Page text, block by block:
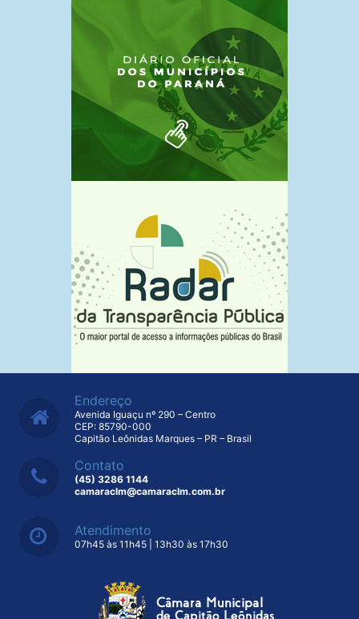
Endereço
Avenida Iguaçu nº 290 – Centro
CEP: 85790-000
Capitão Leônidas Marques – PR – Brasil
Contato
(45) 3286 1144
camaraclm@camaraclm.com.br
Atendimento
07h45 às 11h45 | 13h30 às 17h30